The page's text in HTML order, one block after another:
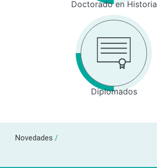
Doctorado en Historia
Diplomados
Novedades /